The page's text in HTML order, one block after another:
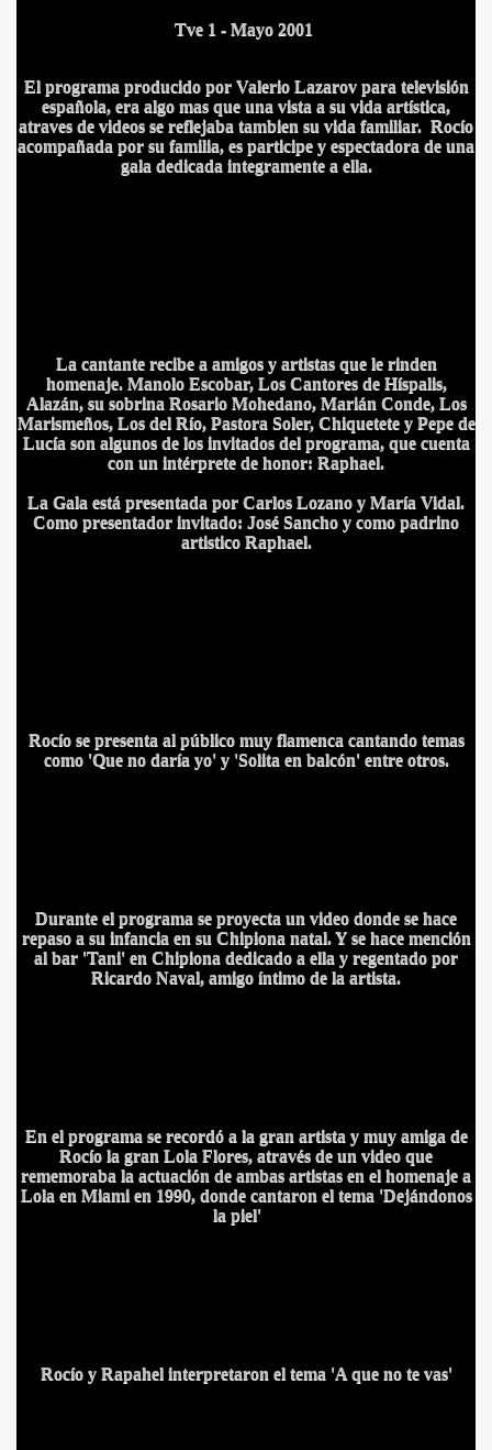
Tve 1 - Mayo 2001
El programa producido por Valerio Lazarov para televisión
española, era algo mas que una vista a su vida artística,
atraves de videos se reflejaba tambien su vida familiar. Rocío
acompañada por su familia, es participe y espectadora de una
gala dedicada integramente a ella.
La cantante recibe a amigos y artistas que le rinden
homenaje. Manolo Escobar, Los Cantores de Híspalis,
Alazán, su sobrina Rosario Mohedano, Marián Conde, Los
Marismeños, Los del Río, Pastora Soler, Chiquetete y Pepe de
Lucía son algunos de los invitados del programa, que cuenta
con un intérprete de honor: Raphael.
La Gala está presentada por Carlos Lozano y María Vidal.
Como presentador invitado: José Sancho y como padrino
artistico Raphael.
Rocío se presenta al público muy flamenca cantando temas
como 'Que no daría yo' y 'Solita en balcón' entre otros.
Durante el programa se proyecta un video donde se hace
repaso a su infancia en su Chipiona natal. Y se hace mención
al bar 'Tani' en Chipiona dedicado a ella y regentado por
Ricardo Naval, amigo íntimo de la artista.
En el programa se recordó a la gran artista y muy amiga de
Rocío la gran Lola Flores, através de un video que
rememoraba la actuación de ambas artistas en el homenaje a
Lola en Miami en 1990, donde cantaron el tema 'Dejándonos
la piel'
Rocío y Rapahel interpretaron el tema 'A que no te vas'